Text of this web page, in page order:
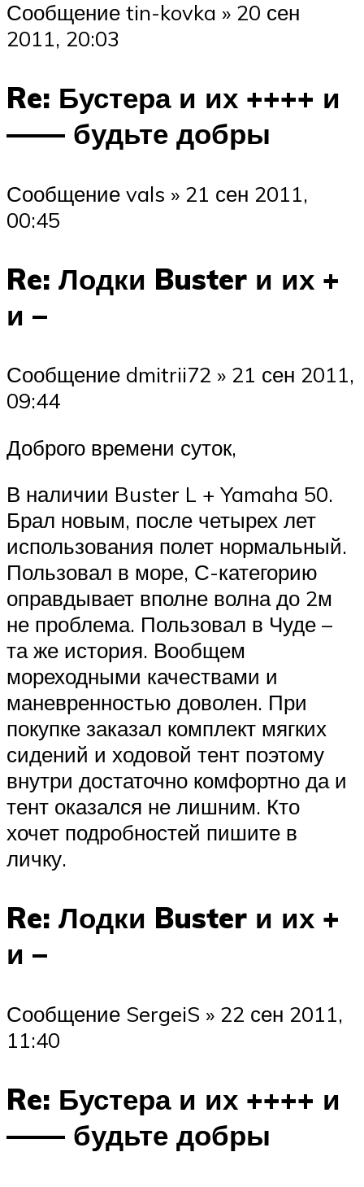
Сообщение tin-kovka » 20 сен
2011, 20:03
Re: Бустера и их ++++ и
—— будьте добры
Сообщение vals » 21 сен 2011,
00:45
Re: Лодки Buster и их +
и –
Сообщение dmitrii72 » 21 сен 2011,
09:44
Доброго времени суток,
В наличии Buster L + Yamaha 50.
Брал новым, после четырех лет
использования полет нормальный.
Пользовал в море, С-категорию
оправдывает вполне волна до 2м
не проблема. Пользовал в Чуде –
та же история. Вообщем
мореходными качествами и
маневренностью доволен. При
покупке заказал комплект мягких
сидений и ходовой тент поэтому
внутри достаточно комфортно да и
тент оказался не лишним. Кто
хочет подробностей пишите в
личку.
Re: Лодки Buster и их +
и –
Сообщение SergeiS » 22 сен 2011,
11:40
Re: Бустера и их ++++ и
—— будьте добры